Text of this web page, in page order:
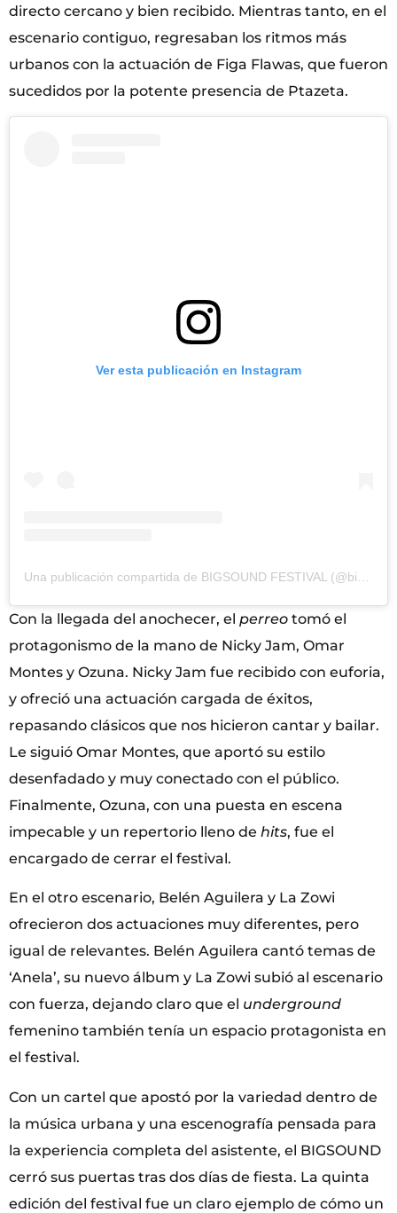
directo cercano y bien recibido. Mientras tanto, en el
escenario contiguo, regresaban los ritmos más
urbanos con la actuación de Figa Flawas, que fueron
sucedidos por la potente presencia de Ptazeta.
Ver esta publicación en Instagram
Con la llegada del anochecer, el perreo tomó el
protagonismo de la mano de Nicky Jam, Omar
Montes y Ozuna. Nicky Jam fue recibido con euforia,
y ofreció una actuación cargada de éxitos,
repasando clásicos que nos hicieron cantar y bailar.
Le siguió Omar Montes, que aportó su estilo
desenfadado y muy conectado con el público.
Finalmente, Ozuna, con una puesta en escena
impecable y un repertorio lleno de hits, fue el
encargado de cerrar el festival.
En el otro escenario, Belén Aguilera y La Zowi
ofrecieron dos actuaciones muy diferentes, pero
igual de relevantes. Belén Aguilera cantó temas de
‘Anela’, su nuevo álbum y La Zowi subió al escenario
con fuerza, dejando claro que el underground
femenino también tenía un espacio protagonista en
el festival.
Con un cartel que apostó por la variedad dentro de
la música urbana y una escenografía pensada para
la experiencia completa del asistente, el BIGSOUND
cerró sus puertas tras dos días de fiesta. La quinta
edición del festival fue un claro ejemplo de cómo un